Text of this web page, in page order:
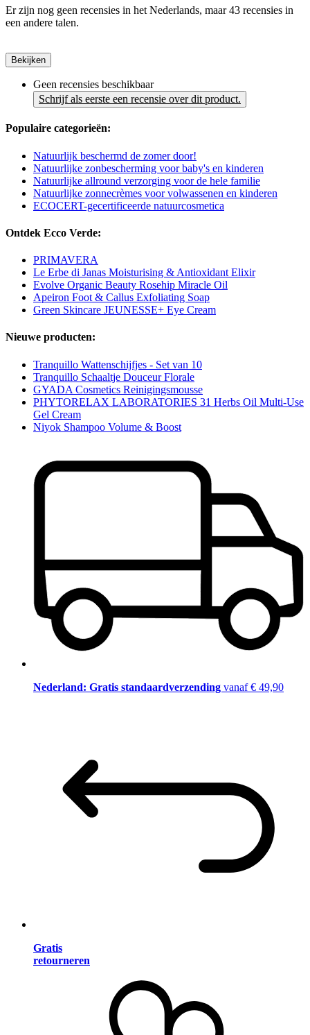
Er zijn nog geen recensies in het Nederlands, maar 43 recensies in
een andere talen.
Bekijken
Geen recensies beschikbaar
Schrijf als eerste een recensie over dit product.
Populaire categorieën:
Natuurlijk beschermd de zomer door!
Natuurlijke zonbescherming voor baby's en kinderen
Natuurlijke allround verzorging voor de hele familie
Natuurlijke zonnecrèmes voor volwassenen en kinderen
ECOCERT-gecertificeerde natuurcosmetica
Ontdek Ecco Verde:
PRIMAVERA
Le Erbe di Janas Moisturising & Antioxidant Elixir
Evolve Organic Beauty Rosehip Miracle Oil
Apeiron Foot & Callus Exfoliating Soap
Green Skincare JEUNESSE+ Eye Cream
Nieuwe producten:
Tranquillo Wattenschijfjes - Set van 10
Tranquillo Schaaltje Douceur Florale
GYADA Cosmetics Reinigingsmousse
PHYTORELAX LABORATORIES 31 Herbs Oil Multi-Use
Gel Cream
Niyok Shampoo Volume & Boost
Nederland: Gratis standaardverzending vanaf € 49,90
Gratis
retourneren